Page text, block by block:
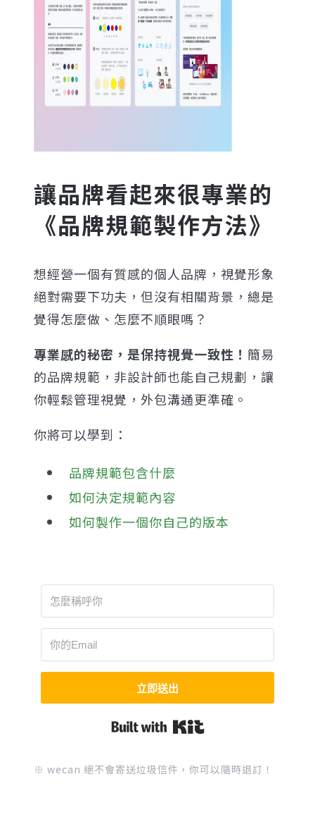
讓品牌看起來很專業的
《品牌規範製作方法》
想經營一個有質感的個人品牌，視覺形象
絕對需要下功夫，但沒有相關背景，總是
覺得怎麼做、怎麼不順眼嗎？
專業感的秘密，是保持視覺一致性！ 簡易
的品牌規範，非設計師也能自己規劃，讓
你輕鬆管理視覺，外包溝通更準確。
你將可以學到：
品牌規範包含什麼
如何決定規範內容
如何製作一個你自己的版本
立即送出
※ wecan 絕不會寄送垃圾信件，你可以隨時退訂！